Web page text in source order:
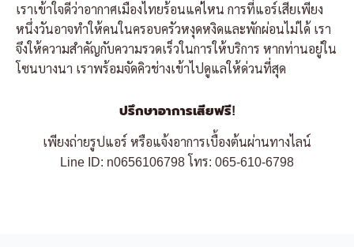
เราเข้าใจดีว่าอากาศเมืองไทยร้อนแค่ไหน การที่แอร์เสียเพียง
หนึ่งวันอาจทำให้คนในครอบครัวหงุดหงิดและพักผ่อนไม่ได้ เรา
จึงให้ความสำคัญกับความรวดเร็วในการให้บริการ หากท่านอยู่ใน
โซนบางนา เราพร้อมจัดคิวช่างเข้าไปดูแลให้ด่วนที่สุด
ปรึกษาอาการเสียฟรี!
เพียงถ่ายรูปแอร์ หรือแจ้งอาการเบื้องต้นผ่านทางไลน์
Line ID: n0656106798โทร: 065-610-6798